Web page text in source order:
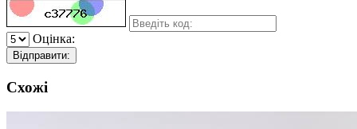
Оцінка:
Відправити:
Схожі